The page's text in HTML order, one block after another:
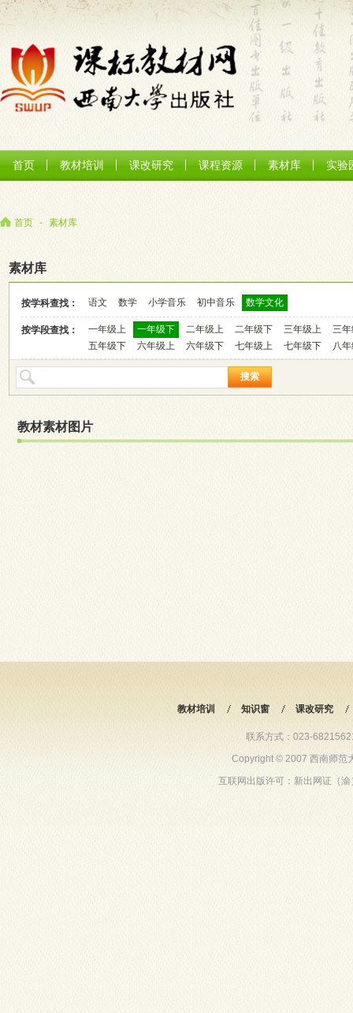
首页 教材培训 课改研究 课程资源 素材库 实验
首页 - 素材库
素材库
按学科查找： 语文 数学 小学音乐 初中音乐 数学文化
按学段查找： 一年级上 一年级下 二年级上 二年级下 三年级上
三
五年级下
六年级上 六年级下 七年级上 七年级下 八
搜索
教材素材图片
教材培训 知识窗 课改研究
联系方式：023-
Copyright © 2007 西南师范
互联网出版许可：新出网证（